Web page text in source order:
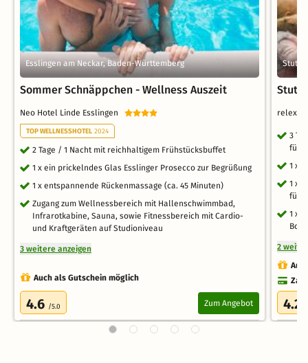
Esslingen am Neckar, Baden-Württemberg
Sommer Schnäppchen - Wellness Auszeit
Neo Hotel Linde Esslingen
TOP WELLNESSHOTEL 2024
2 Tage / 1 Nacht mit reichhaltigem Frühstücksbuffet
1 x ein prickelndes Glas Esslinger Prosecco zur Begrüßung
1 x entspannende Rückenmassage (ca. 45 Minuten)
Zugang zum Wellnessbereich mit Hallenschwimmbad,
Infrarotkabine, Sauna, sowie Fitnessbereich mit Cardio-
und Kraftgeräten auf Studioniveau
3 weitere anzeigen
Auch als Gutschein möglich
4.6 /5.0 Zum Angebot
relexa
3
für
1 x
1 x
für 2
1 x
2
4.2